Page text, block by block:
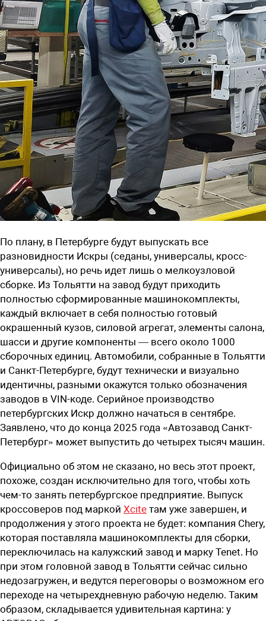
По плану, в Петербурге будут выпускать все
разновидности Искры (седаны, универсалы, кросс-
универсалы), но речь идет лишь о мелкоузловой
сборке. Из Тольятти на завод будут приходить
полностью сформированные машинокомплекты,
каждый включает в себя полностью готовый
окрашенный кузов, силовой агрегат, элементы салона,
шасси и другие компоненты — всего около 1000
сборочных единиц. Автомобили, собранные в Тольятти
и Санкт-Петербурге, будут технически и визуально
идентичны, разными окажутся только обозначения
заводов в VIN-коде. Серийное производство
петербургских Искр должно начаться в сентябре.
Заявлено, что до конца 2025 года «Автозавод Санкт-
Петербург» может выпустить до четырех тысяч машин.
Официально об этом не сказано, но весь этот проект,
похоже, создан исключительно для того, чтобы хоть
чем-то занять петербургское предприятие. Выпуск
кроссоверов под маркой Xcite там уже завершен, и
продолжения у этого проекта не будет: компания Chery,
которая поставляла машинокомплекты для сборки,
переключилась на калужский завод и марку Tenet. Но
при этом головной завод в Тольятти сейчас сильно
недозагружен, и ведутся переговоры о возможном его
переходе на четырехдневную рабочую неделю. Таким
образом, складывается удивительная картина: у